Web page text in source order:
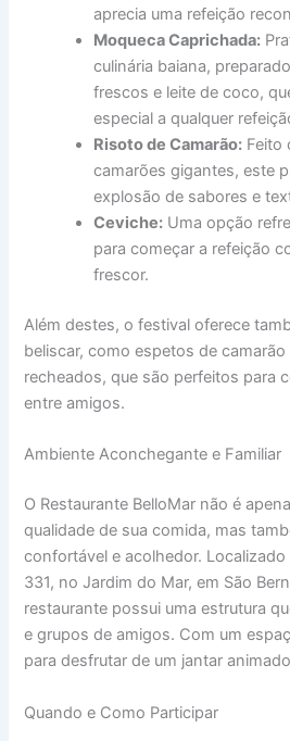
aprecia uma refeição
Moqueca Caprichada:
culinária baiana,
frescos e leite de coco,
especial a qualquer
Risoto de Camarão: Feito
camarões gigantes, este
explosão de sabores e
Ceviche: Uma opção
para começar a refeição
frescor.
Além destes, o festival oferece
beliscar, como espetos de
recheados, que são perfeitos para
entre amigos.
Ambiente Aconchegante e Familiar
O Restaurante BelloMar não é
qualidade de sua comida, mas
confortável e acolhedor. Localizado
331, no Jardim do Mar, em São
restaurante possui uma estrutura
e grupos de amigos. Com um
para desfrutar de um jantar
Quando e Como Participar